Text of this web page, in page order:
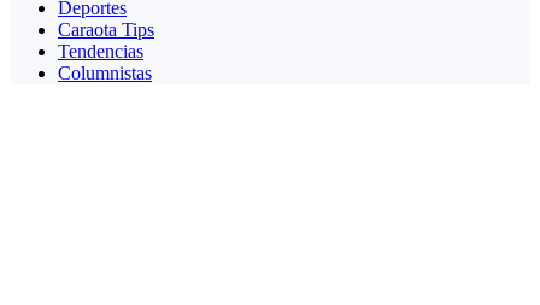
Deportes
Caraota Tips
Tendencias
Columnistas